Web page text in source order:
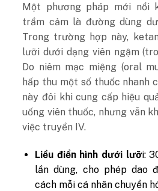
Một phương pháp mới nổi
trầm cảm là đường dùng
Trong trường hợp này,
lưỡi dưới dạng viên ngậm
Do niêm mạc miệng (oral
hấp thu một số thuốc nhanh
này đôi khi cung cấp hiệu
uống viên thuốc, nhưng vẫn
việc truyền IV.
Liều điển hình dưới lưỡi:
lần dùng, cho phép dao
cách mỗi cá nhân chuyển